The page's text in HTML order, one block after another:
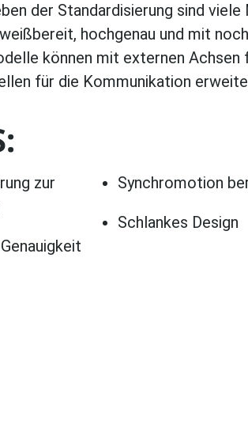
der Standardisierung sind viele
hochgenau und mit
können mit externen Achsen
für die Kommunikation
zur
Synchromotion
Schlankes Design